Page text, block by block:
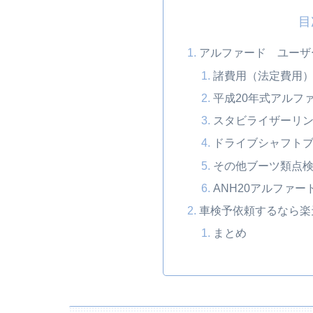
アルファード ユー
諸費用（法定費用
平成20年式アルフ
スタビライザーリ
ドライブシャフト
その他ブーツ類点検
ANH20アルファー
車検予依頼するなら
まとめ